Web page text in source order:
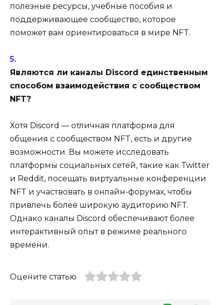
полезные ресурсы, учебные пособия и
поддерживающее сообщество, которое
поможет вам ориентироваться в мире NFT.
Являются ли каналы Discord единственным
способом взаимодействия с сообществом
NFT?
Хотя Discord — отличная платформа для
общения с сообществом NFT, есть и другие
возможности. Вы можете исследовать
платформы социальных сетей, такие как Twitter
и Reddit, посещать виртуальные конференции
NFT и участвовать в онлайн-форумах, чтобы
привлечь более широкую аудиторию NFT.
Однако каналы Discord обеспечивают более
интерактивный опыт в режиме реального
времени.
Оцените статью